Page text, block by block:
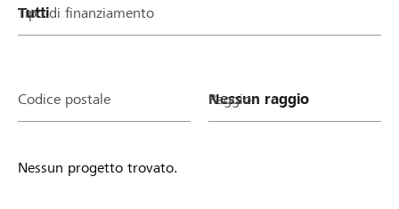
Tipo di finanziamento
Codice postale Raggio
Nessun progetto trovato.